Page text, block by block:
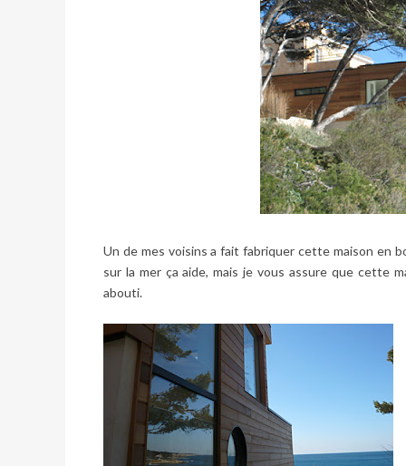
Un de mes voisins a fait fabriquer cette maison en
sur la mer ça aide, mais je vous assure que cette
abouti.